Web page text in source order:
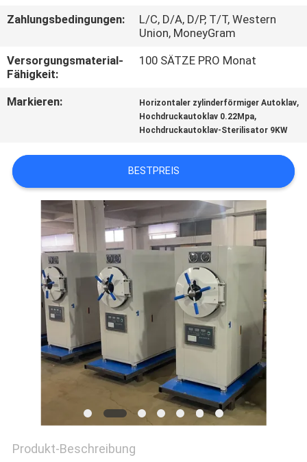
SIE
MIT
UNS
IN
FORDERN
SIE EIN
ZITAT
SITEMAP
DATENSCHUTZRICHTLINIE
Zahlungsbedingungen:
L/C, D/A, D/P, T/T, Western
Union, MoneyGram
Versorgungsmaterial-
Fähigkeit:
100 SÄTZE PRO Monat
Markieren: Horizontaler zylinderförmiger Autoklav,
Hochdruckautoklav 0.22Mpa,
Hochdruckautoklav-Sterilisator 9KW
BESTPREIS
Produkt-Beschreibung